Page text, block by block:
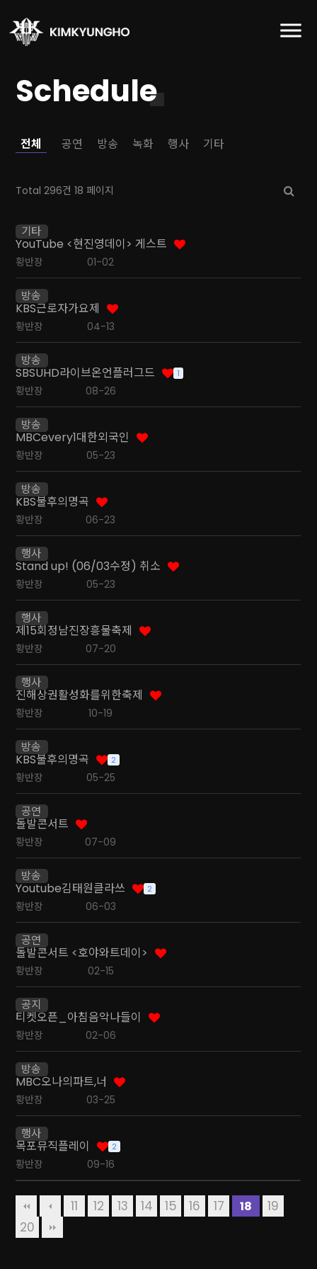
Schedule
전체 공연 방송 녹화 행사 기타
Total 296건 18 페이지
기타
YouTube <현진영데이> 게스트
황반장 01-02
방송
KBS근로자가요제
황반장 04-13
방송
SBSUHD라이브온언플러그드 1
황반장 08-26
방송
MBCevery1대한외국인
황반장 05-23
방송
KBS불후의명곡
황반장 06-23
행사
Stand up! (06/03수정) 취소
황반장 05-23
행사
제15회정남진장흥물축제
황반장 07-20
행사
진해상권활성화를위한축제
황반장 10-19
방송
KBS불후의명곡 2
황반장 05-25
공연
돌발콘서트
황반장 07-09
방송
Youtube김태원클라쓰 2
황반장 06-03
공연
돌발콘서트 <호야와트데이>
황반장 02-15
공지
티켓오픈_아침음악나들이
황반장 02-06
방송
MBC오나의파트,너
황반장 03-25
행사
목포뮤직플레이 2
황반장 09-16
11 12 13 14 15 16 17 18
19
20